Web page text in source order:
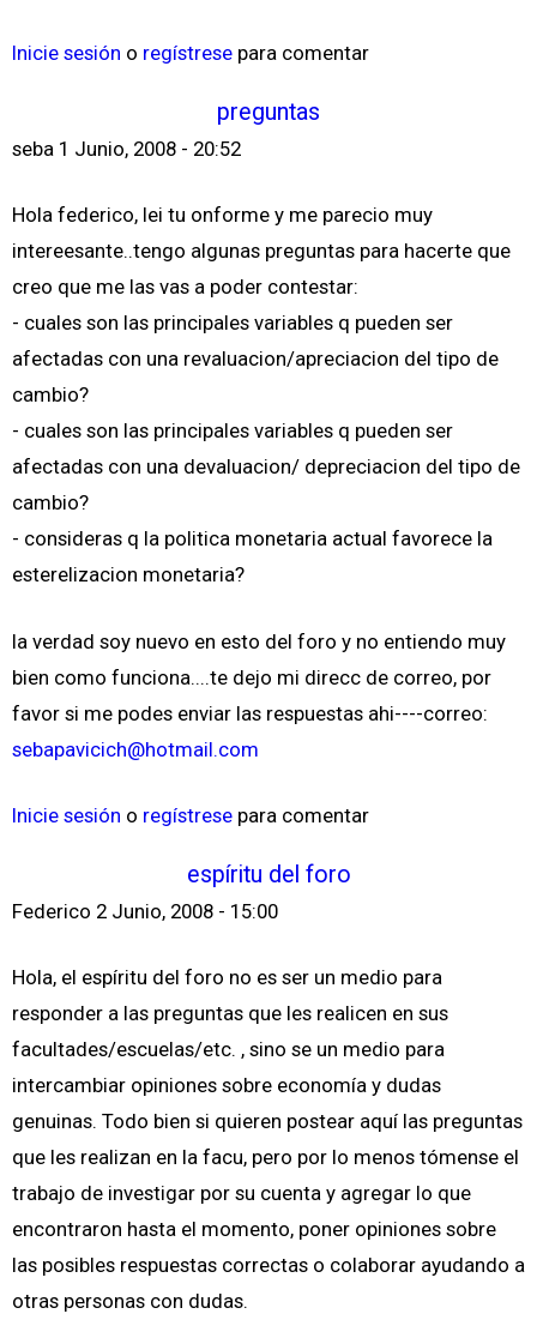
Inicie sesión o regístrese para comentar
preguntas
seba 1 Junio, 2008 - 20:52
Hola federico, lei tu onforme y me parecio muy
intereesante..tengo algunas preguntas para hacerte que
creo que me las vas a poder contestar:
- cuales son las principales variables q pueden ser
afectadas con una revaluacion/apreciacion del tipo de
cambio?
- cuales son las principales variables q pueden ser
afectadas con una devaluacion/ depreciacion del tipo de
cambio?
- consideras q la politica monetaria actual favorece la
esterelizacion monetaria?
la verdad soy nuevo en esto del foro y no entiendo muy
bien como funciona....te dejo mi direcc de correo, por
favor si me podes enviar las respuestas ahi----correo:
sebapavicich@hotmail.com
Inicie sesión o regístrese para comentar
espíritu del foro
Federico 2 Junio, 2008 - 15:00
Hola, el espíritu del foro no es ser un medio para
responder a las preguntas que les realicen en sus
facultades/escuelas/etc. , sino se un medio para
intercambiar opiniones sobre economía y dudas
genuinas. Todo bien si quieren postear aquí las preguntas
que les realizan en la facu, pero por lo menos tómense el
trabajo de investigar por su cuenta y agregar lo que
encontraron hasta el momento, poner opiniones sobre
las posibles respuestas correctas o colaborar ayudando a
otras personas con dudas.